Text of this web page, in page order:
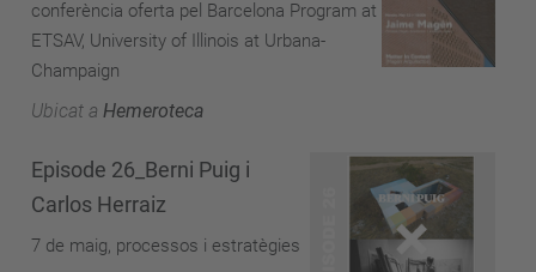
conferència oferta pel Barcelona Program at
ETSAV, University of Illinois at Urbana-
Champaign
Ubicat a Hemeroteca
Episode 26_Berni Puig i
Carlos Herraiz
7 de maig, processos i estratègies